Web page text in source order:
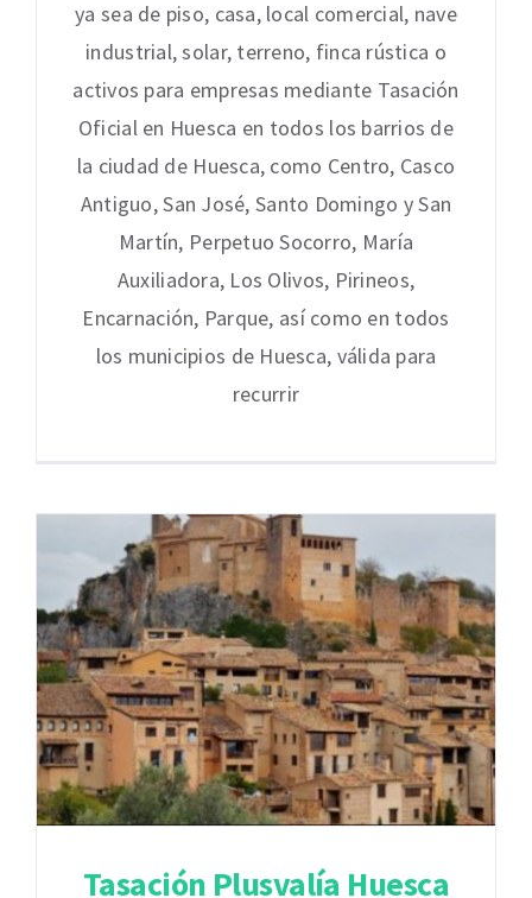
ya sea de piso, casa, local comercial, nave
industrial, solar, terreno, finca rústica o
activos para empresas mediante Tasación
Oficial en Huesca en todos los barrios de
la ciudad de Huesca, como Centro, Casco
Antiguo, San José, Santo Domingo y San
Martín, Perpetuo Socorro, María
Auxiliadora, Los Olivos, Pirineos,
Encarnación, Parque, así como en todos
los municipios de Huesca, válida para
recurrir
Tasación Plusvalía Huesca